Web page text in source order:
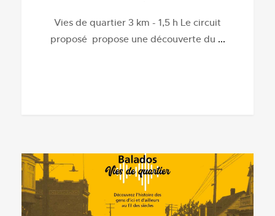
Vies de quartier 3 km - 1,5 h Le circuit
proposé propose une découverte du ...